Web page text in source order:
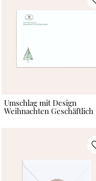
Umschlag mit Design
Weihnachten Geschäftlich